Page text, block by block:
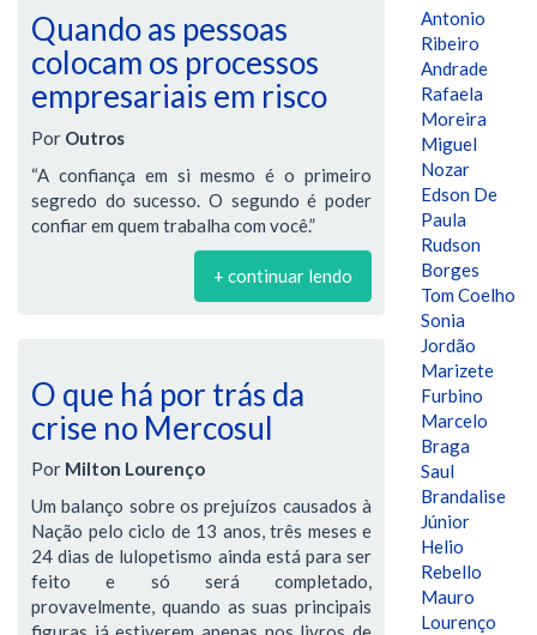
Quando as pessoas
colocam os processos
empresariais em risco
Por Outros
“A confiança em si mesmo é o primeiro
segredo do sucesso. O segundo é poder
confiar em quem trabalha com você.”
+ continuar lendo
O que há por trás da
crise no Mercosul
Por Milton Lourenço
Um balanço sobre os prejuízos causados à
Nação pelo ciclo de 13 anos, três meses e
24 dias de lulopetismo ainda está para ser
feito e só será completado,
provavelmente, quando as suas principais
Antonio
Ribeiro
Andrade
Rafaela
Moreira
Miguel
Nozar
Edson De
Paula
Rudson
Borges
Tom Coelho
Sonia
Jordão
Marizete
Furbino
Marcelo
Braga
Saul
Brandalise
Júnior
Helio
Rebello
Mauro
Lourenço